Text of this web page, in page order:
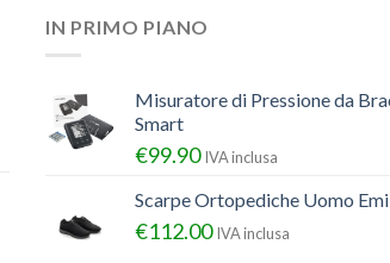
IN PRIMO PIANO
Misuratore di Pressione da
Smart
€99.90 IVA inclusa
Scarpe Ortopediche Uomo
€112.00 IVA inclusa